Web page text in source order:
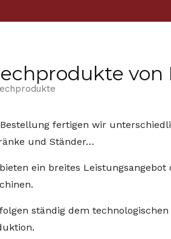
von
fertigen wir
und Ständer…
ein breites
ständig dem